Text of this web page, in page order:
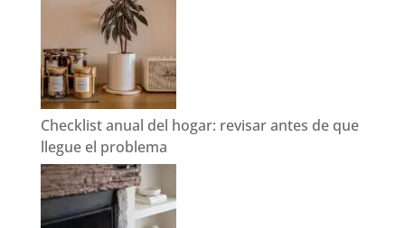
Checklist anual del hogar: revisar antes de que
llegue el problema